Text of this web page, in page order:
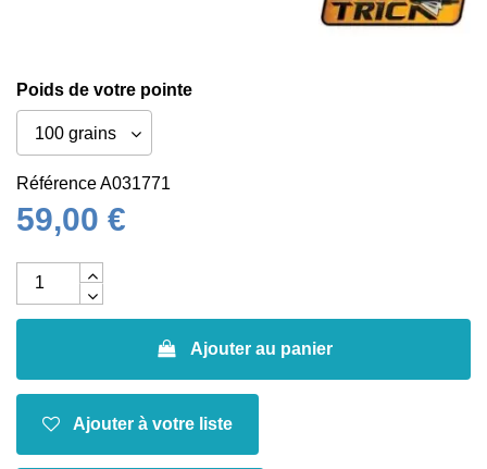
Poids de votre pointe
RéférenceA031771
59,00 €
Ajouter au panier